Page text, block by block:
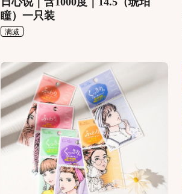
瞳）一只装
满减